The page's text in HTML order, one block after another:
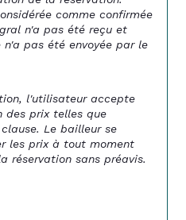
comme confirmée
n'a pas été reçu et
pas été envoyée par le
l'utilisateur accepte
des prix telles que
Le bailleur se
les prix à tout moment
réservation sans préavis.